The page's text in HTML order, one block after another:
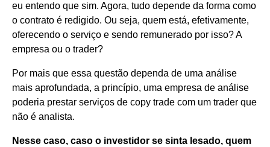
eu entendo que sim. Agora, tudo depende da forma como
o contrato é redigido. Ou seja, quem está, efetivamente,
oferecendo o serviço e sendo remunerado por isso? A
empresa ou o trader?
Por mais que essa questão dependa de uma análise
mais aprofundada, a princípio, uma empresa de análise
poderia prestar serviços de copy trade com um trader que
não é analista.
Nesse caso, caso o investidor se sinta lesado, quem